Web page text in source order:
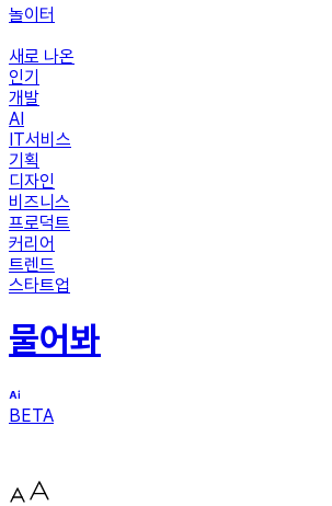
놀이터
새로 나온
인기
개발
AI
IT서비스
기획
디자인
비즈니스
프로덕트
커리어
트렌드
스타트업
물어봐
BETA